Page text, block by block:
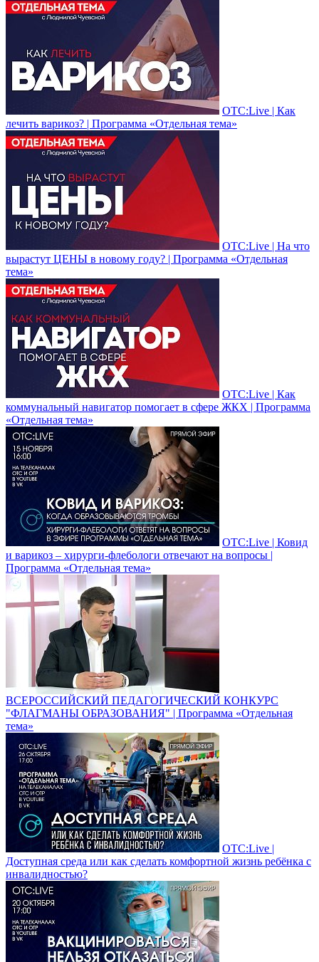
ОТС:Live | Как
лечить варикоз? | Программа «Отдельная тема»
ОТС:Live | На что
вырастут ЦЕНЫ в новому году? | Программа «Отдельная
тема»
ОТС:Live | Как
коммунальный навигатор помогает в сфере ЖКХ | Программа
«Отдельная тема»
ОТС:Live | Ковид
и варикоз – хирурги-флебологи отвечают на вопросы |
Программа «Отдельная тема»
ВСЕРОССИЙСКИЙ ПЕДАГОГИЧЕСКИЙ КОНКУРС
"ФЛАГМАНЫ ОБРАЗОВАНИЯ" | Программа «Отдельная
тема»
ОТС:Live |
Доступная среда или как сделать комфортной жизнь ребёнка с
инвалидностью?